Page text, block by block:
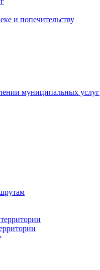
и попечительству
муниципальных услуг